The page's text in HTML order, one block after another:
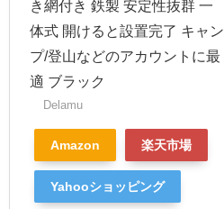
き網付き 鉄製 安定性抜群 一
体式 開けると設置完了 キャン
プ/登山などのアカウントに最
適 ブラック
Delamu
Amazon 楽天市場
Yahooショッピング